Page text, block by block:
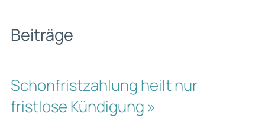
Beiträge
Schonfristzahlung heilt nur
fristlose Kündigung »